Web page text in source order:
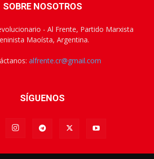
SOBRE NOSOTROS
- Al Frente, Partido Marxista
Maoísta, Argentina.
alfrente.cr@gmail.com
SÍGUENOS